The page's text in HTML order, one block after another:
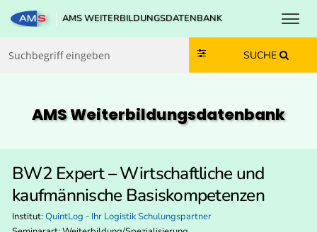
Zum Inhalt springen
Zum Navmenü springen
Zur Suche springen
Zur Footer springen
AMS WEITERBILDUNGSDATENBANK
SUCHE
AMS Weiterbildungs­datenbank
BW2 Expert – Wirtschaftliche und
kaufmännische Basiskompetenzen
Institut: QuintLog - Ihr Logistik Schulungspartner